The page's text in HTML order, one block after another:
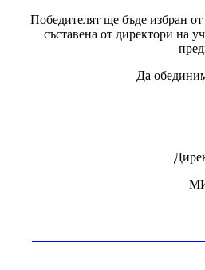
Победителят ще бъде избран
съставена от директори на
Да